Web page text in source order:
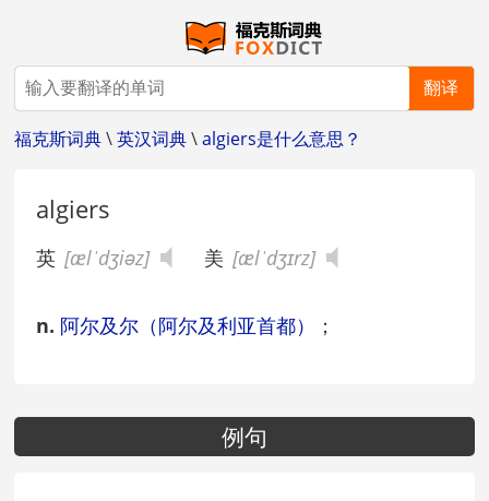
翻译
福克斯词典\英汉词典\algiers是什么意思？
algiers
英 [ælˈdʒiəz] 美 [ælˈdʒɪrz]
n. 阿尔及尔（阿尔及利亚首都） ；
例句